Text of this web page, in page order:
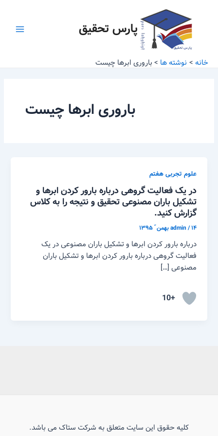
پارس تحقیق
خانه نوشته ها باروری ابرها چیست
باروری ابرها چیست
علوم تجربی هفتم
در یک فعالیت گروهی درباره بارور کردن ابرها و
تشکیل باران مصنوعی تحقیق و نتیجه را به کلاس
گزارش کنید.
admin/۱۴ بهمن ّ ۱۳۹۵
درباره بارور کردن ابرها و تشکیل باران مصنوعی در یک
فعالیت گروهی درباره بارور کردن ابرها و تشکیل باران
مصنوعی […]
+10
کلیه حقوق این سایت متعلق به شرکت ستاک می باشد.